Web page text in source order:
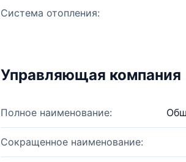
Система отопления:
Управляющая компания
Полное наименование:
Сокращенное наименование: